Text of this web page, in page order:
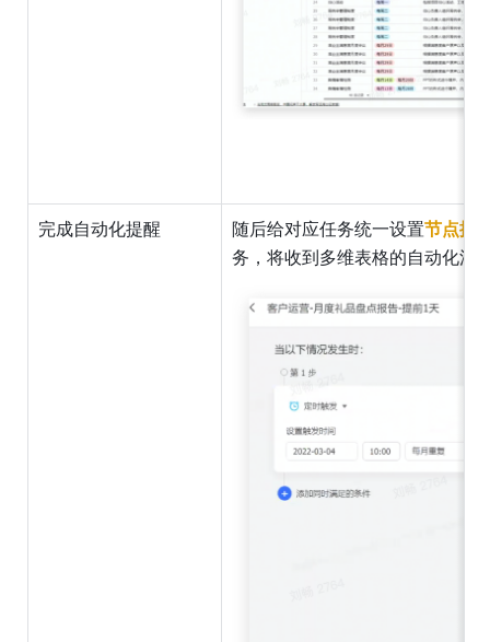
完成自动化提醒 随后给对应任务统一设置节点提
务，将收到多维表格的自动化流